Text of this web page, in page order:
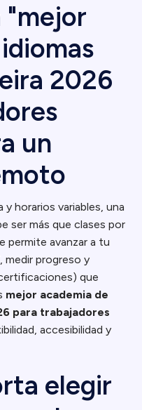
"mejor
2026
un
horarios variables, una
ser más que clases por
permite avanzar a tu
medir progreso y
que
mejor academia de
para trabajadores
accesibilidad y
elegir